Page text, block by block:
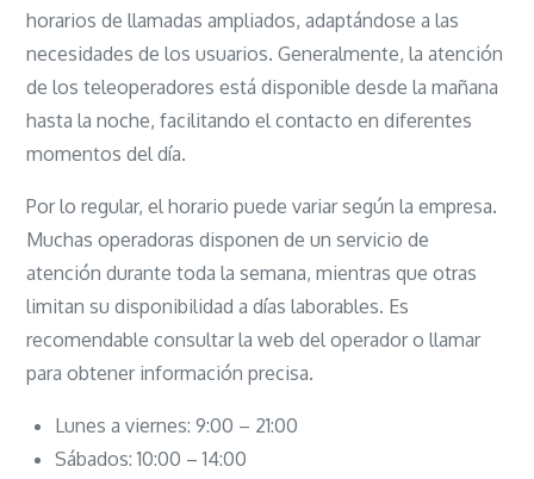
horarios de llamadas ampliados, adaptándose a las
necesidades de los usuarios. Generalmente, la atención
de los teleoperadores está disponible desde la mañana
hasta la noche, facilitando el contacto en diferentes
momentos del día.
Por lo regular, el horario puede variar según la empresa.
Muchas operadoras disponen de un servicio de
atención durante toda la semana, mientras que otras
limitan su disponibilidad a días laborables. Es
recomendable consultar la web del operador o llamar
para obtener información precisa.
Lunes a viernes: 9:00 – 21:00
Sábados: 10:00 – 14:00